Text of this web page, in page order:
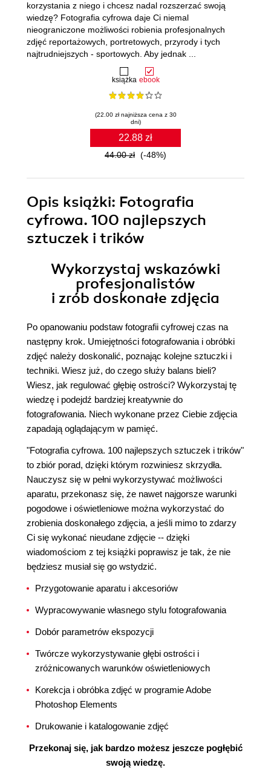
książka ebook
(22.00 zł najniższa cena z 30
dni)
22.88 zł
44.00 zł (-48%)
korzystania z niego i chcesz nadal rozszerzać swoją
wiedzę? Fotografia cyfrowa daje Ci niemal
nieograniczone możliwości robienia profesjonalnych
zdjęć reportażowych, portretowych, przyrody i tych
najtrudniejszych - sportowych. Aby jednak ...
Opis książki: Fotografia
cyfrowa. 100 najlepszych
sztuczek i trików
Wykorzystaj wskazówki
profesjonalistów
i zrób doskonałe zdjęcia
Po opanowaniu podstaw fotografii cyfrowej czas na
następny krok. Umiejętności fotografowania i obróbki
zdjęć należy doskonalić, poznając kolejne sztuczki i
techniki. Wiesz już, do czego służy balans bieli?
Wiesz, jak regulować głębię ostrości? Wykorzystaj tę
wiedzę i podejdź bardziej kreatywnie do
fotografowania. Niech wykonane przez Ciebie zdjęcia
zapadają oglądającym w pamięć.
"Fotografia cyfrowa. 100 najlepszych sztuczek i trików"
to zbiór porad, dzięki którym rozwiniesz skrzydła.
Nauczysz się w pełni wykorzystywać możliwości
aparatu, przekonasz się, że nawet najgorsze warunki
pogodowe i oświetleniowe można wykorzystać do
zrobienia doskonałego zdjęcia, a jeśli mimo to zdarzy
Ci się wykonać nieudane zdjęcie -- dzięki
wiadomościom z tej książki poprawisz je tak, że nie
będziesz musiał się go wstydzić.
Przygotowanie aparatu i akcesoriów
Wypracowywanie własnego stylu fotografowania
Dobór parametrów ekspozycji
Twórcze wykorzystywanie głębi ostrości i
zróżnicowanych warunków oświetleniowych
Korekcja i obróbka zdjęć w programie Adobe
Photoshop Elements
Drukowanie i katalogowanie zdjęć
Przekonaj się, jak bardzo możesz jeszcze pogłębić
swoją wiedzę.